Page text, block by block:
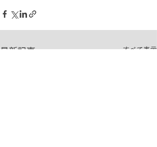
最新記事 すべて表示